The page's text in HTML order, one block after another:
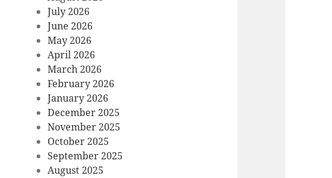
July 2026
June 2026
May 2026
April 2026
March 2026
February 2026
January 2026
December 2025
November 2025
October 2025
September 2025
August 2025